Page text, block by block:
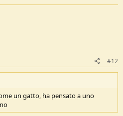
#12
un gatto, ha pensato a uno